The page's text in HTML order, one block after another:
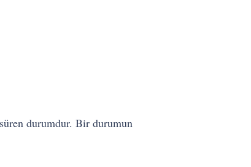
durumdur. Bir durumun